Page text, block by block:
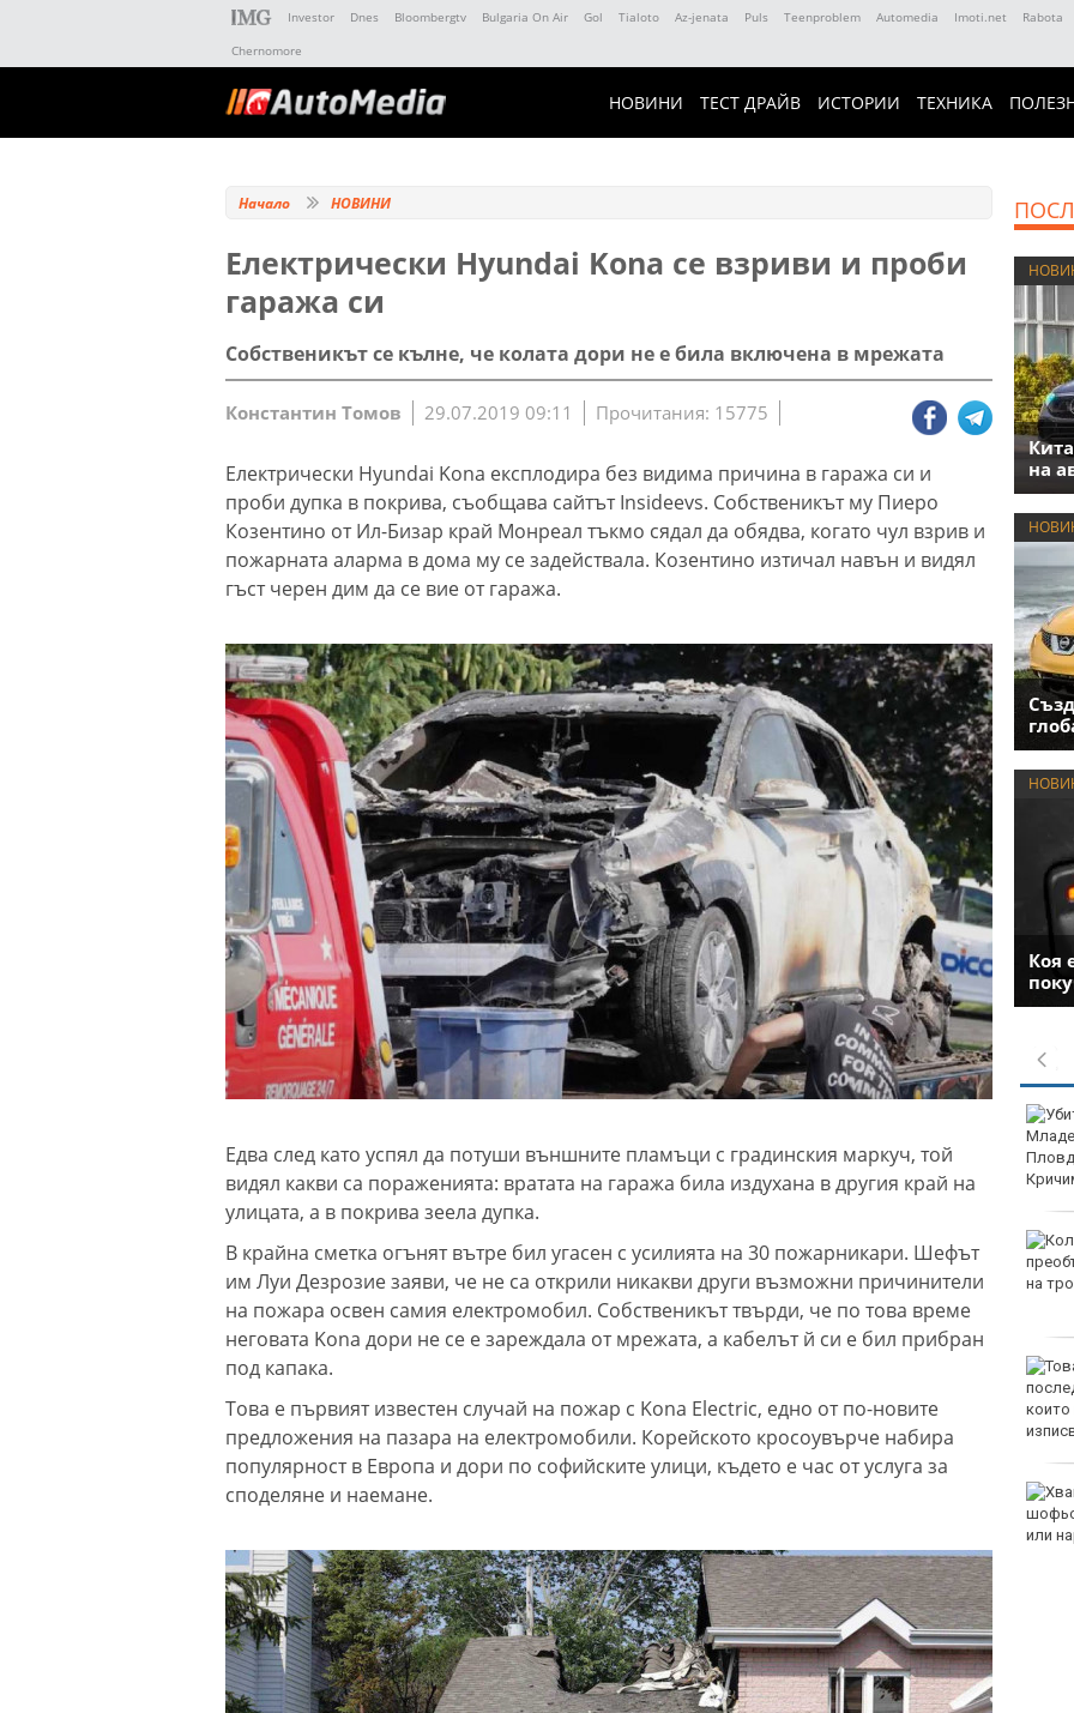
Investor Dnes Bloombergtv Bulgaria On Air Gol Tialoto Az-jenata Puls Teenproblem Automedia Imoti.net Rabota
Chernomore
НОВИНИ ТЕСТ ДРАЙВ ИСТОРИИ ТЕХНИКА
Начало НОВИНИ
Eлектрически Hyundai Kona се взриви и проби
гаража си
Собственикът се кълне, че колата дори не е била включена в мрежата
Константин Томов 29.07.2019 09:11 Прочитания: 15775
Eлектрически Hyundai Kona експлодира без видима причина в гаража си и
проби дупка в покрива, съобщава сайтът Insideevs. Собственикът му Пиеро
Козентино от Ил-Бизар край Монреал тъкмо сядал да обядва, когато чул взрив и
пожарната аларма в дома му се задействала. Козентино изтичал навън и видял
гъст черен дим да се вие от гаража.
Едва след като успял да потуши външните пламъци с градинския маркуч, той
видял какви са пораженията: вратата на гаража била издухана в другия край на
улицата, а в покрива зеела дупка.
В крайна сметка огънят вътре бил угасен с усилията на 30 пожарникари. Шефът
им Луи Дезрозие заяви, че не са открили никакви други възможни причинители
на пожара освен самия електромобил. Собственикът твърди, че по това време
неговата Kona дори не се е зареждала от мрежата, а кабелът й си е бил прибран
под капака.
Това е първият известен случай на пожар с Kona Electric, едно от по-новите
предложения на пазара на електромобили. Корейското кросоувърче набира
популярност в Европа и дори по софийските улици, където е час от услуга за
споделяне и наемане.
на
Коя
Пловдив е от Кричим
Кола се преобърна по
таван на тротоар
изписват в лева и в
евро по закон